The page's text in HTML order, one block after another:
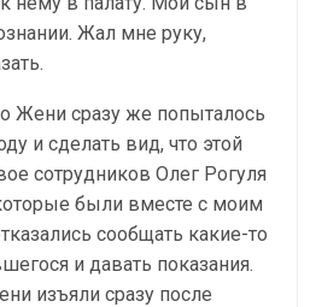
Жал мне руку,
Жени сразу же попыталось
и сделать вид, что этой
сотрудников Олег Рогуля
были вместе с моим
сообщать какие-то
и давать показания.
изъяли сразу после